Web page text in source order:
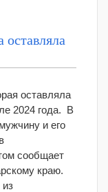
оставляла
2024 года. В
и его
сообщает
краю.